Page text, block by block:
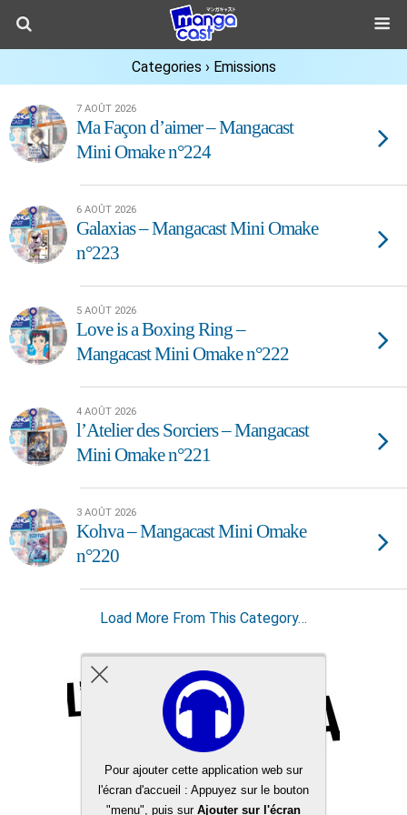
Categories › Emissions
7 AOÛT 2026
Ma Façon d’aimer – Mangacast
Mini Omake n°224
6 AOÛT 2026
Galaxias – Mangacast Mini Omake
n°223
5 AOÛT 2026
Love is a Boxing Ring –
Mangacast Mini Omake n°222
4 AOÛT 2026
l’Atelier des Sorciers – Mangacast
Mini Omake n°221
3 AOÛT 2026
Kohva – Mangacast Mini Omake
n°220
Load More From This Category…